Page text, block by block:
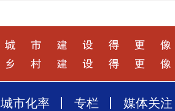
城市化率 专栏 媒体关注